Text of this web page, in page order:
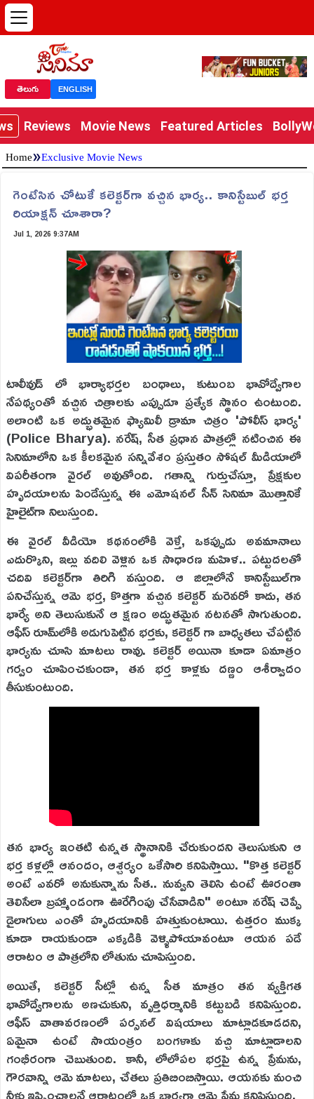
తెలుగు ENGLISH
Reviews Movie News Featured Articles
Home»Exclusive Movie News
గెంటేసిన చోటుకే కలెక్టర్‌గా వచ్చిన భార్య.. కానిస్టేబుల్ భర్త
రియాక్షన్ చూశారా?
Jul 1, 2026 9:37AM
టాలీవుడ్ లో భార్యాభర్తల బంధాలు, కుటుంబ భావోద్వేగాల
నేపథ్యంతో వచ్చిన చిత్రాలకు ఎప్పుడూ ప్రత్యేక స్థానం ఉంటుంది.
అలాంటి ఒక అద్భుతమైన ఫ్యామిలీ డ్రామా చిత్రం 'పోలీస్ భార్య'
(Police Bharya). నరేష్, సీత ప్రధాన పాత్రల్లో నటించిన ఈ
సినిమాలోని ఒక కీలకమైన సన్నివేశం ప్రస్తుతం సోషల్ మీడియాలో
విపరీతంగా వైరల్ అవుతోంది. గతాన్ని గుర్తుచేస్తూ, ప్రేక్షకుల
హృదయాలను పిండేస్తున్న ఈ ఎమోషనల్ సీన్ సినిమా మొత్తానికే
హైలైట్‌గా నిలుస్తుంది.
ఈ వైరల్ వీడియో కథనంలోకి వెళ్తే, ఒకప్పుడు అవమానాలు
ఎదుర్కొని, ఇల్లు వదిలి వెళ్లిన ఒక సాధారణ మహిళ.. పట్టుదలతో
చదివి కలెక్టర్‌గా తిరిగి వస్తుంది. ఆ జిల్లాలోనే కానిస్టేబుల్‌గా
పనిచేస్తున్న ఆమె భర్త, కొత్తగా వచ్చిన కలెక్టర్ మరెవరో కాదు, తన
భార్యే అని తెలుసుకునే ఆ క్షణం అద్భుతమైన నటనతో సాగుతుంది.
ఆఫీస్ రూమ్‌లోకి అడుగుపెట్టిన భర్తకు, కలెక్టర్ గా బాధ్యతలు చేపట్టిన
భార్యను చూసి మాటలు రావు. కలెక్టర్ అయినా కూడా ఏమాత్రం
గర్వం చూపించకుండా, తన భర్త కాళ్లకు దణ్ణం ఆశీర్వాదం
తీసుకుంటుంది.
తన భార్య ఇంతటి ఉన్నత స్థానానికి చేరుకుందని తెలుసుకుని ఆ
భర్త కళ్లల్లో ఆనందం, ఆశ్చర్యం ఒకేసారి కనిపిస్తాయి. "కొత్త కలెక్టర్
అంటే ఎవరో అనుకున్నాను సీత.. నువ్వని తెలిసి ఉంటే ఊరంతా
తెలిసేలా బ్రహ్మాండంగా ఊరేగింపు చేసేవాడిని" అంటూ నరేష్ చెప్పే
డైలాగులు ఎంతో హృదయానికి హత్తుకుంటాయి. ఉత్తరం ముక్క
కూడా రాయకుండా ఎక్కడికి వెళ్ళిపోయావంటూ ఆయన పడే
ఆరాటం ఆ పాత్రలోని లోతును చూపిస్తుంది.
అయితే, కలెక్టర్ సీట్లో ఉన్న సీత మాత్రం తన వ్యక్తిగత
భావోద్వేగాలను అణచుకుని, వృత్తిధర్మానికి కట్టుబడి కనిపిస్తుంది.
ఆఫీస్ వాతావరణంలో పర్సనల్ విషయాలు మాట్లాడకూడదని,
ఏమైనా ఉంటే సాయంత్రం బంగళాకు వచ్చి మాట్లాడాలని
గంభీరంగా చెబుతుంది. కానీ, లోలోపల భర్తపై ఉన్న ప్రేమను,
గౌరవాన్ని ఆమె మాటలు, చేతలు ప్రతిబింబిస్తాయి. ఆయనకు మంచి